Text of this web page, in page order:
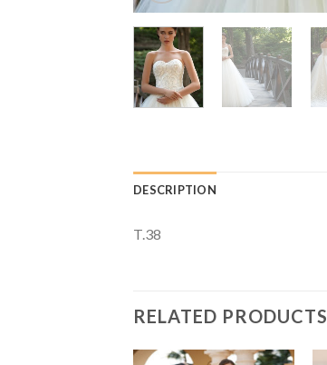
DESCRIPTION
T.38
RELATED PRODUCTS